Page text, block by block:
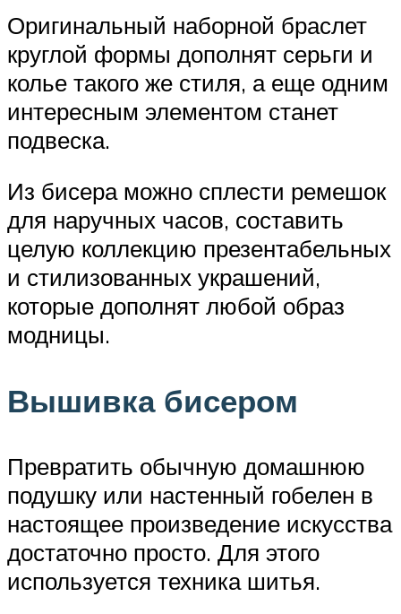
Оригинальный наборной браслет
круглой формы дополнят серьги и
колье такого же стиля, а еще одним
интересным элементом станет
подвеска.
Из бисера можно сплести ремешок
для наручных часов, составить
целую коллекцию презентабельных
и стилизованных украшений,
которые дополнят любой образ
модницы.
Вышивка бисером
Превратить обычную домашнюю
подушку или настенный гобелен в
настоящее произведение искусства
достаточно просто. Для этого
используется техника шитья.